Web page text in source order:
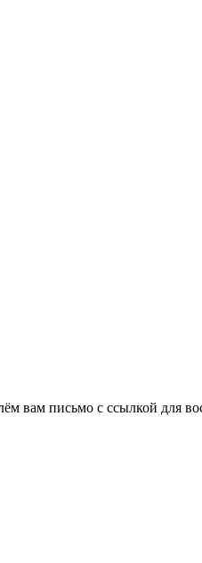
вам письмо с ссылкой для